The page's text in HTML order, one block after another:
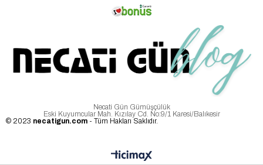
Necati Gün Gümüşçülük
Eski Kuyumcular Mah. Kızılay Cd. No:9/1 Karesi/Balıkesir
© 2023 necatigun.com - Tüm Hakları Saklıdır.